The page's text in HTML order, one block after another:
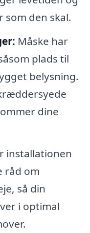
som den skal.
Måske har
plads til
belysning.
dine
installationen
råd om
så din
i optimal